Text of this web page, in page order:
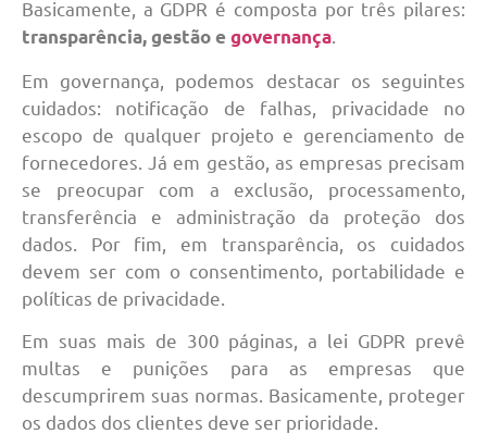
Basicamente, a GDPR é composta por três pilares:
transparência, gestão e governança.
Em governança, podemos destacar os seguintes
cuidados: notificação de falhas, privacidade no
escopo de qualquer projeto e gerenciamento de
fornecedores. Já em gestão, as empresas precisam
se preocupar com a exclusão, processamento,
transferência e administração da proteção dos
dados. Por fim, em transparência, os cuidados
devem ser com o consentimento, portabilidade e
políticas de privacidade.
Em suas mais de 300 páginas, a lei GDPR prevê
multas e punições para as empresas que
descumprirem suas normas. Basicamente, proteger
os dados dos clientes deve ser prioridade.